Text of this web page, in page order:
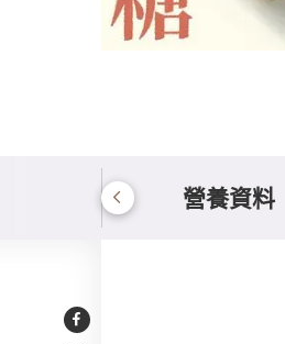
營養資料
Facebook